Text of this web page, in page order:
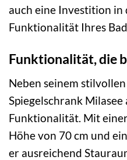
auch eine Investition in
Funktionalität Ihres
Funktionalität, die
Neben seinem
Spiegelschrank
Funktionalität. Mit
Höhe von 70 cm und
er ausreichend